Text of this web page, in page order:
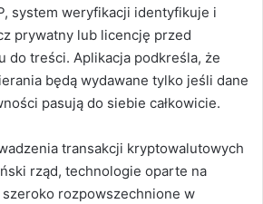
system weryfikacji identyfikuje i
prywatny lub licencję przed
do treści. Aplikacja podkreśla, że
będą wydawane tylko jeśli dane
pasują do siebie całkowicie.
transakcji kryptowalutowych
rząd, technologie oparte na
rozpowszechnione w